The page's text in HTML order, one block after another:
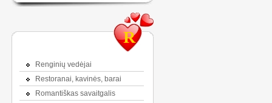
R
Renginių vedėjai
Restoranai, kavinės, barai
Romantiškas savaitgalis